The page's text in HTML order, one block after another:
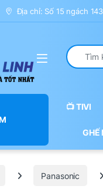
Địa chỉ: Số 15 ngách
Search
📺 TIVI
GHẾ
Panasonic